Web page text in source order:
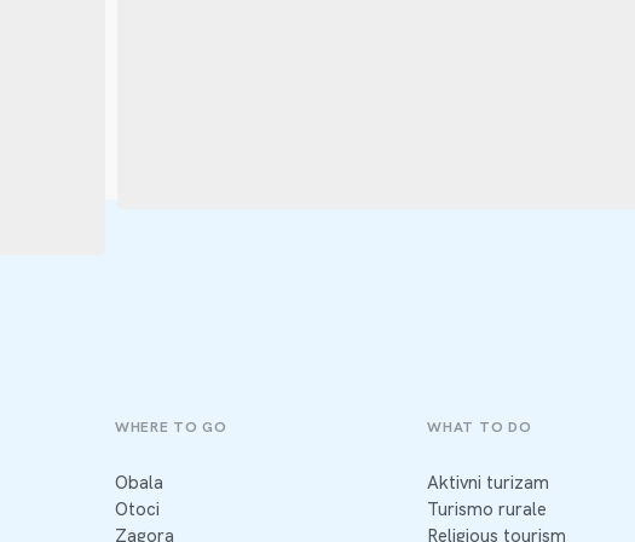
WHERE TO GO
Obala
Otoci
Zagora
WHAT TO DO
Aktivni turizam
Turismo rurale
Religious tourism